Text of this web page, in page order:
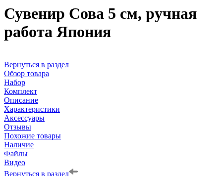
Сувенир Сова 5 см, ручная
работа Япония
Вернуться в раздел
Обзор товара
Набор
Комплект
Описание
Характеристики
Аксессуары
Отзывы
Похожие товары
Наличие
Файлы
Видео
Вернуться в раздел